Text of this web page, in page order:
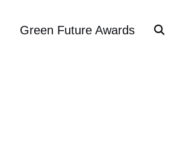
Green Future Awards